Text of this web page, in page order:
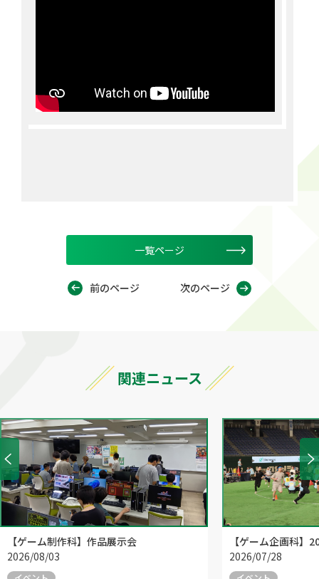
前のページ
一覧ページ
次のページ
関連ニュース
【ゲーム制作科】作品展示会
2026/08/03
【ゲーム企画科】
2026/07/28